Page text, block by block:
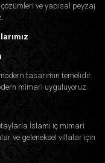
ve yapısal peyzaj
tasarımın temelidir.
mimari uyguluyoruz.
İslami iç mimari
ve geleneksel villalar için